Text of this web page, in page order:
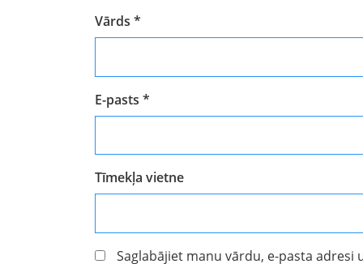
Vārds *
E-pasts *
Tīmekļa vietne
Saglabājiet manu vārdu, e-pasta